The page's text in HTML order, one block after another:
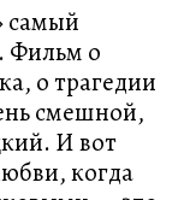
самый
Фильм о
о трагедии
смешной,
И вот
когда